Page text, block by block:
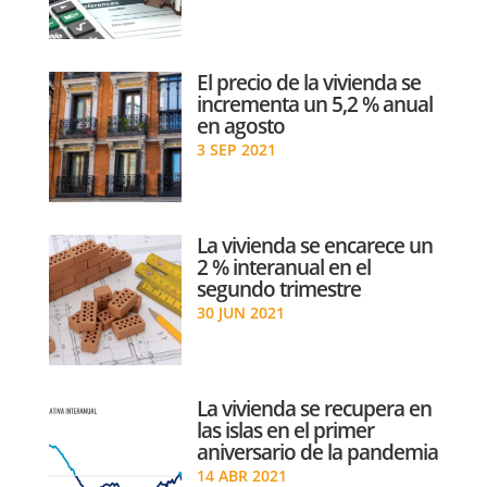
El precio de la vivienda se
incrementa un 5,2 % anual
en agosto
3 SEP 2021
La vivienda se encarece un
2 % interanual en el
segundo trimestre
30 JUN 2021
La vivienda se recupera en
las islas en el primer
aniversario de la pandemia
14 ABR 2021